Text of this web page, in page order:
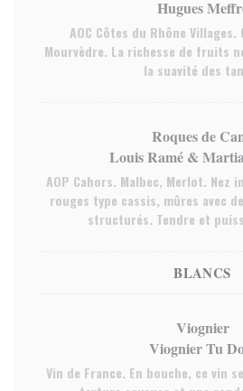
Hugues
AOC Côtes du Rhône Villages.
Mourvèdre. La richesse de fruits
la suavité des
Roques de
Louis Ramé &
AOP Cahors. Malbec, Merlot.
rouges type cassis, mûres avec
structurés. Tendre et
BLANCS
Viognier
Viognier Tu
Vin de France. En bouche, ce vin